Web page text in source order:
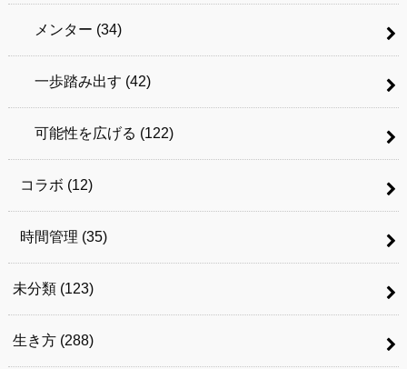
メンター (34)
一歩踏み出す (42)
可能性を広げる (122)
コラボ (12)
時間管理 (35)
未分類 (123)
生き方 (288)